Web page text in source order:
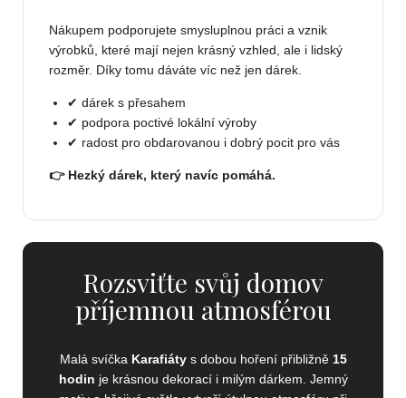
Nákupem podporujete smysluplnou práci a vznik
výrobků, které mají nejen krásný vzhled, ale i lidský
rozměr. Díky tomu dáváte víc než jen dárek.
✔ dárek s přesahem
✔ podpora poctivé lokální výroby
✔ radost pro obdarovanou i dobrý pocit pro vás
👉 Hezký dárek, který navíc pomáhá.
Rozsviťte svůj domov
příjemnou atmosférou
Malá svíčka Karafiátys dobou hoření přibližně 15
hodin je krásnou dekorací i milým dárkem. Jemný